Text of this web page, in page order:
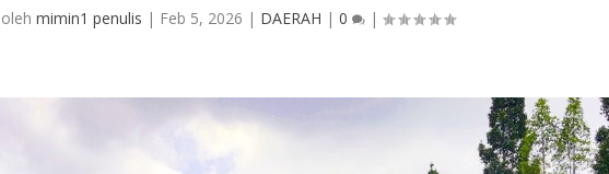
olehmimin1 penulis | Feb 5, 2026 | DAERAH |0 |